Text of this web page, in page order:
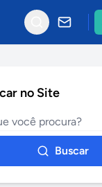
no Site
Buscar